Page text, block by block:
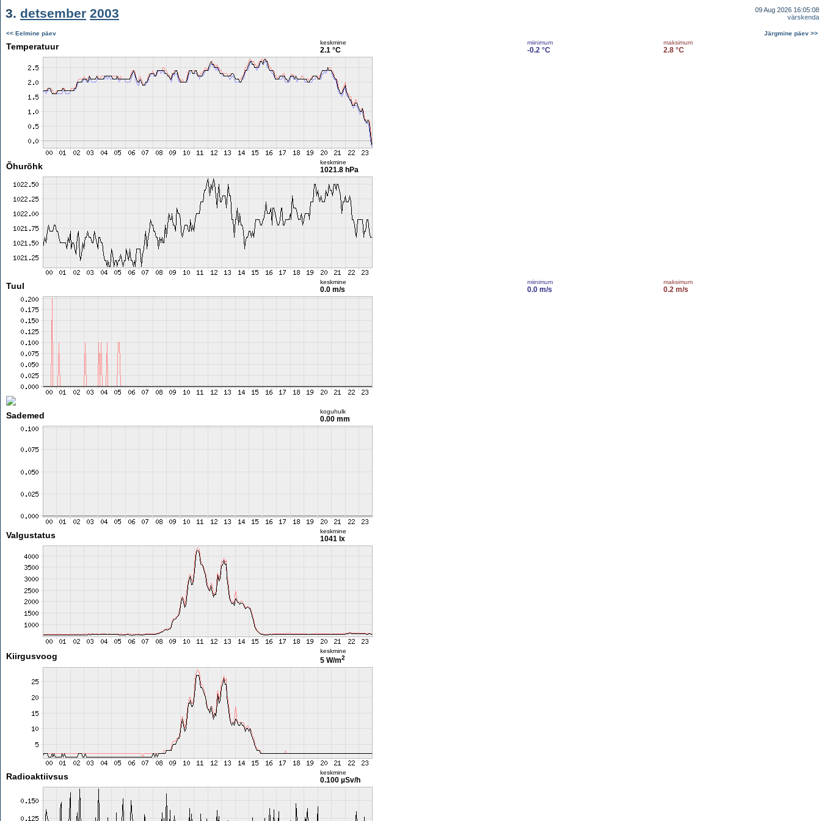
3. detsember 2003
09 Aug 2026 16:05:08
värskenda
<< Eelmine päev Järgmine päev >>
Temperatuur keskmine
2.1 °C
miinimum
-0.2 °C
maksimum
2.8 °C
Õhurõhk keskmine
1021.8 hPa
Tuul keskmine
0.0 m/s
miinimum
0.0 m/s
maksimum
0.2 m/s
Sademed koguhulk
0.00 mm
Valgustatus keskmine
1041 lx
Kiirgusvoog
keskmine
5 W/m2
Radioaktiivsus keskmine
0.100 µSv/h